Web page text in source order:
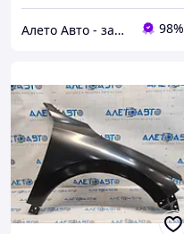
Алето Авто - запчастини на авто зі США 98%